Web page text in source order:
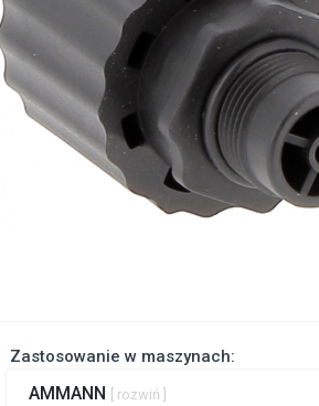
Zastosowanie w maszynach:
AMMANN [ rozwiń ]